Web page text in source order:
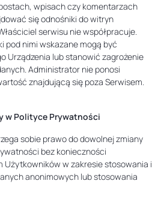
wpisach czy komentarzach
się odnośniki do witryn
serwisu nie współpracuje.
pod nimi wskazane mogą być
Urządzenia lub stanowić zagrożenie
Administrator nie ponosi
znajdującą się poza Serwisem.
w Polityce Prywatności
sobie prawo do dowolnej zmiany
bez konieczności
Użytkowników w zakresie stosowania i
anonimowych lub stosowania